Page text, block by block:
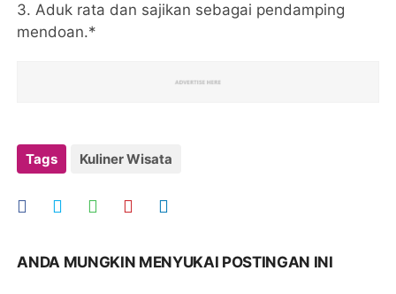
3. Aduk rata dan sajikan sebagai pendamping
mendoan.*
Tags Kuliner Wisata
ANDA MUNGKIN MENYUKAI POSTINGAN INI